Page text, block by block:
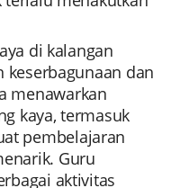
di kalangan
keserbagunaan dan
menawarkan
kaya, termasuk
pembelajaran
Guru
aktivitas